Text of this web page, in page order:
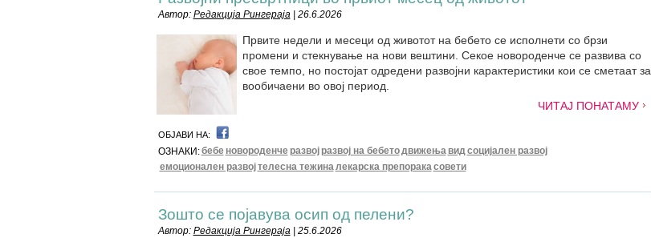
Автор: Редакција Рингераја| 26.6.2026
Првите недели и месеци од животот на бебето се исполнети со брзи
промени и стекнување на нови вештини. Секое новороденче се развива со
свое темпо, но постојат одредени развојни карактеристики кои се сметаат за
вообичаени во овој период.
ЧИТАЈ ПОНАТАМУ
ОБЈАВИ НА:
ОЗНАКИ:бебе новороденче развој развој на бебетодвижења видсоцијален развој
емоционален развојтелесна тежиналекарска препоракасовети
Зошто се појавува осип од пелени?
Автор: Редакција Рингераја| 25.6.2026